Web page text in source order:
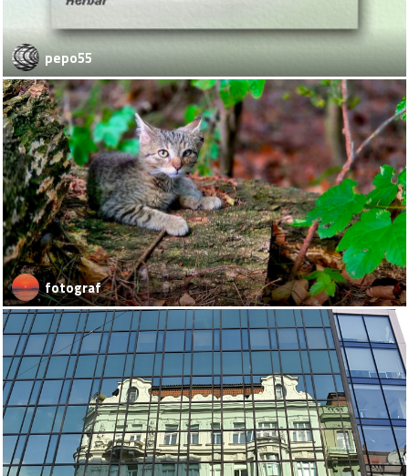
pepo55
fotograf